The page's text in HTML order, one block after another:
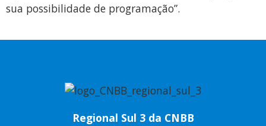
sua possibilidade de programação”.
Regional Sul 3 da CNBB